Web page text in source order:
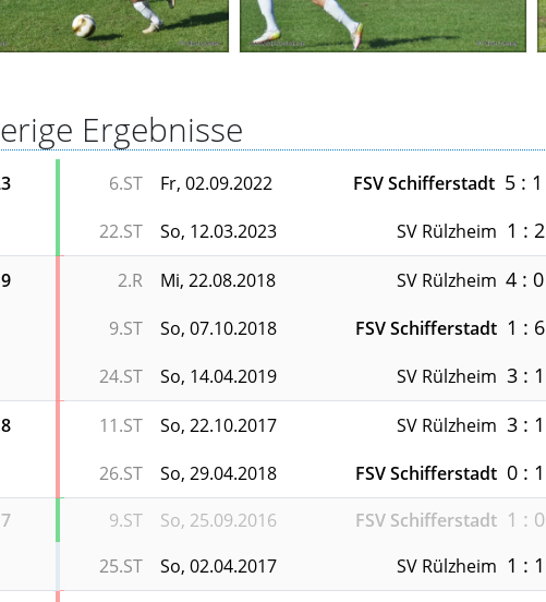
Ergebnisse
6.ST Fr, 02.09.2022 FSV Schifferstadt 5 : 1
22.ST
So, 12.03.2023 SV Rülzheim 1 : 2
2.R Mi, 22.08.2018 SV Rülzheim 4 : 0
9.ST
So, 07.10.2018 FSV Schifferstadt 1 : 6
24.ST
So, 14.04.2019 SV Rülzheim 3 : 1
11.ST So, 22.10.2017 SV Rülzheim 3 : 1
26.ST
So, 29.04.2018 FSV Schifferstadt 0 : 1
9.ST So, 25.09.2016 FSV Schifferstadt 1 : 0
25.ST
So, 02.04.2017 SV Rülzheim 1 : 1